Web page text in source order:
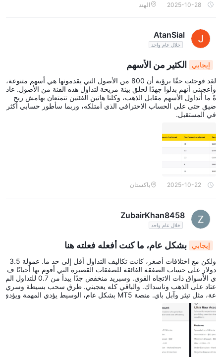
2025-10-28 الهند
AtanSial
خلال عام واحد
إيجابي الكثير من الأسهم
لقد فوجئت حقًا برؤية أن 800 من الأصول التي يقدمونها هي أسهم متنوعة،
وأعجبني أنهم بذلوا جهدًا لخلق بيئة مريحة لتداول هذه الفئة من الأصول. عاد
ةً ما أتداول الأسهم مقابل الذهب، وكلتا هاتين الفئتين تتمتعان بهامش ربح
ضيق حتى على الحساب الاحترافي الذي أمتلكه، وربما سأطور حسابي أكثر
في المستقبل.
2025-10-22 باكستان
ZubairKhan8458
خلال عام واحد
إيجابي بشكل عام، ما كنت أفعله فعلته هنا
ولكن مع اختلافات أصغر، كانت تكاليف التداول أقل إلى حد ما. عمولة 3.5
دولار على حساب الصفقة الفائقة للصفقات القصيرة التي أقوم بها أحيانًا ف
ي الأسواق ذات الاتجاه القوي. وسبريد منخفض جدًا يبدأ من 0.7 للتداول الم
عتاد على الذهب وناسداك. والباقي كله يعجبني. طرق سحب بسيطة وسري
عة، مثل تيثر وآبل باي. منصة MT5 بشكل عام، الوسيط يؤدي المهمة ويؤدي
ها بشكل جيد جدًا.